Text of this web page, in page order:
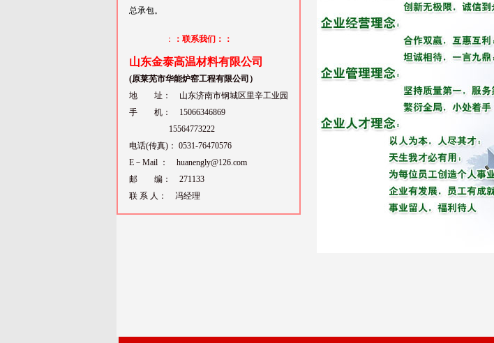
总承包。
： ：联系我们：：
山东金泰高温材料有限公司
(原莱芜市华能炉窑工程有限公司）
地 址： 山东济南市钢城区里辛工业园
手 机： 15066346869
15564773222
电话(传真)： 0531-76470576
E－Mail ： huanengly@126.com
邮 编： 271133
联 系 人： 冯经理